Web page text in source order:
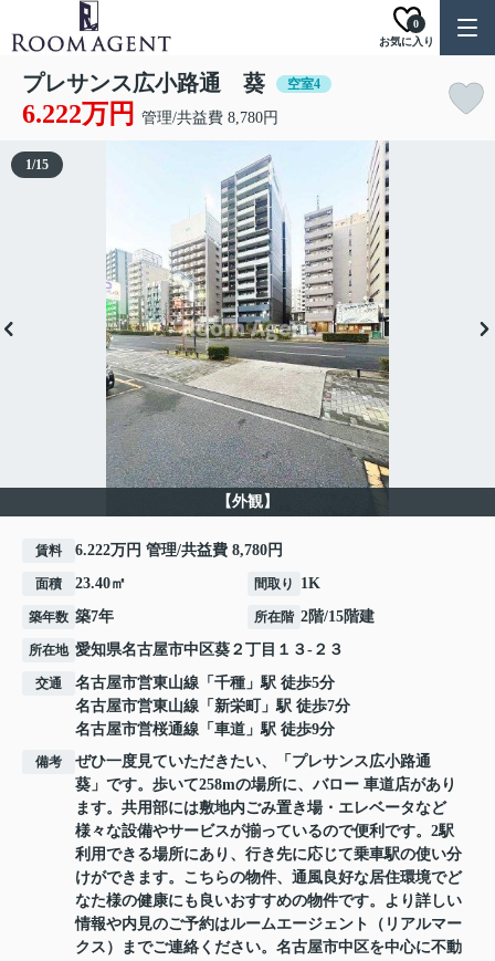
お気に入り
0
プレサンス広小路通 葵 空室4
6.222万円 管理/共益費 8,780円
【外観】
1/15
賃料 6.222万円 管理/共益費 8,780円
面積 23.40㎡ 間取り 1K
築年数 築7年 所在階 2階/15階建
所在地 愛知県名古屋市中区葵 ２丁目１３-２３
交通 名古屋市営東山線 「 千種 」駅 徒歩5分
名古屋市営東山線 「 新栄町
」駅 徒歩7分
名古屋市営桜通線 「 車道 」駅 徒歩9分
備考
ぜひ一度見ていただきたい、「プレサンス広小路通
葵」です。歩いて258mの場所に、バロー 車道店があり
ます。共用部には敷地内ごみ置き場・エレベータなど
様々な設備やサービスが揃っているので便利です。2駅
利用できる場所にあり、行き先に応じて乗車駅の使い分
けができます。こちらの物件、通風良好な居住環境でど
なた様の健康にも良いおすすめの物件です。より詳しい
情報や内見のご予約はルームエージェント（リアルマー
クス）までご連絡ください。名古屋市中区を中心に不動